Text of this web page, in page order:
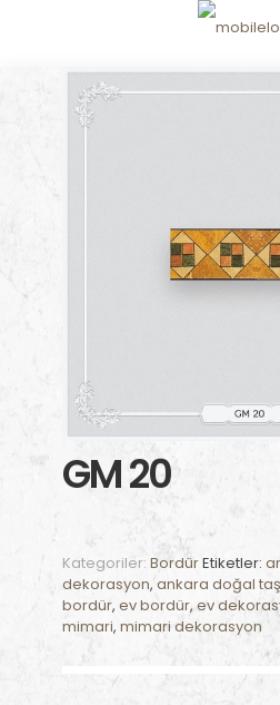
GM 20
Kategoriler: BordürEtiketler:
dekorasyon, ankara doğal taş
bordür, ev bordür, ev
mimari, mimari dekorasyon